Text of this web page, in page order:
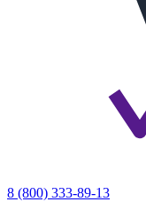
8 (800) 333-89-13